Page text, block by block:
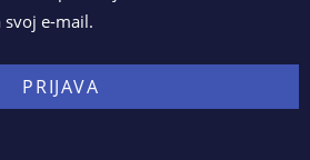
svoj e-mail.
PRIJAVA